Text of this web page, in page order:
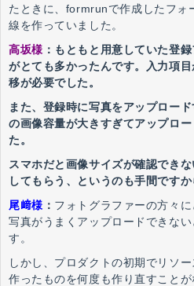
たときに、formrunで作成したフォ
線を作っていました。
高坂様 ：もともと用意していた登
がとても多かったんです。入力項
移が必要でした。
また、登録時に写真をアップロー
の画像容量が大きすぎてアップロ
た。
スマホだと画像サイズが確認でき
してもらう、というのも手間ですか
尾﨑様 ： フォトグラファーの方々
写真がうまくアップロードできな
す。
しかし、プロダクトの初期でリソ
作ったものを何度も作り直すことが